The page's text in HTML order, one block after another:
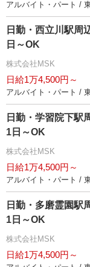
アルバイト・パート /
日勤・西立川駅周
日～OK
株式会社MSK
日給1万4,500円～
アルバイト・パート /
日勤・学習院下駅
1日～OK
株式会社MSK
日給1万4,500円～
アルバイト・パート /
日勤・多磨霊園駅
1日～OK
株式会社MSK
日給1万4,500円～